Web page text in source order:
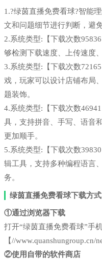
1.?绿茵直播免费看球?智能
文和问题细节进行判断，避
2.系统类型:【下载次数
够检测下载速度、上传速度
3.系统类型:【下载次数
戏，玩家可以设计店铺布局
题装饰。
4.系统类型:【下载次数
具，支持拼音、手写、语音
更加顺手。
5.系统类型:【下载次数
辑工具，支持多种编程语言
务。
绿茵直播免费看球下载方式
①通过浏览器下载
打开“绿茵直播免费看球”手
【//
②使用自带的软件商店